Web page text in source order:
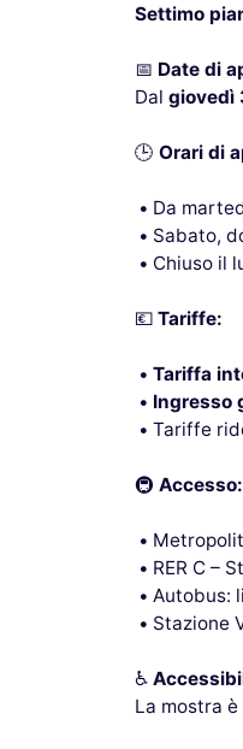
Settimo
📅 Date di
Dal giovedì
🕒 Orari di
Da
Sabato,
Chiuso il
💶 Tariffe:
Tariffa
Ingresso
Tariffe
🚇 Accesso:
RER C –
Autobus:
Stazione
♿
La mostra è